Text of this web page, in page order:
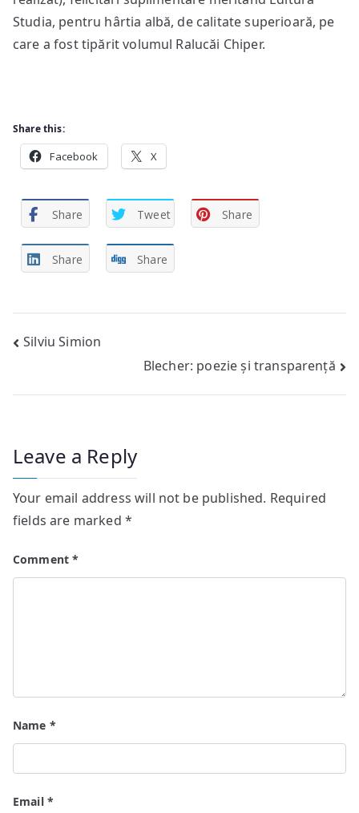
Studia, pentru hârtia albă, de calitate superioară, pe
care a fost tipărit volumul Ralucăi Chiper.
Share this:
Facebook X
Share Tweet Share
Share Share
Post
Silviu Simion
Blecher: poezie și transparență
Leave a Reply
Your email address will not be published. Required
fields are marked *
Comment*
Name *
Email *